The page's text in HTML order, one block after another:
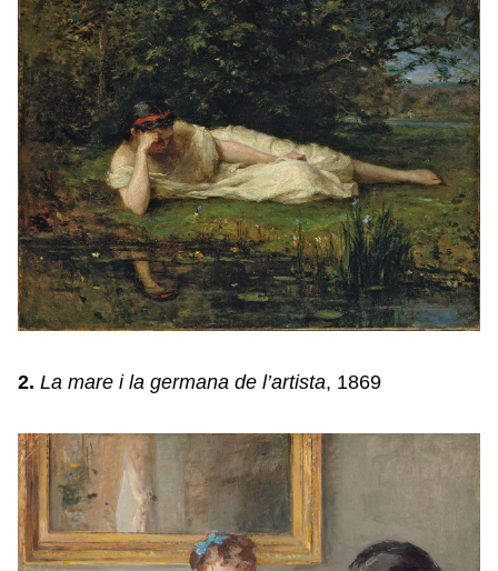
2. La mare i la germana de l’artista, 1869